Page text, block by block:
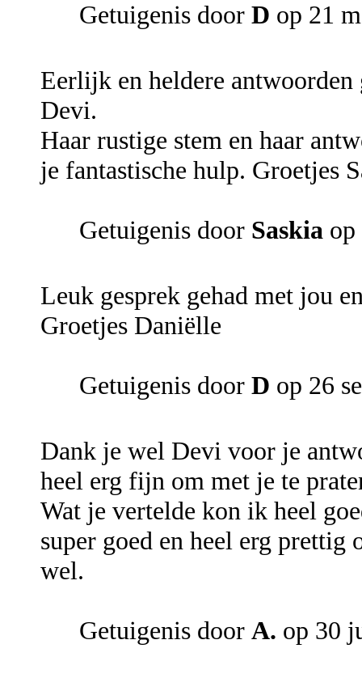
Getuigenis door D op 21
Eerlijk en heldere
Devi.
Haar rustige stem en haar
je fantastische hulp. Groetjes
Getuigenis door Saskia op
Leuk gesprek gehad met jou
Groetjes Daniëlle
Getuigenis door D op 26
Dank je wel Devi voor je
heel erg fijn om met je te
Wat je vertelde kon ik heel
super goed en heel erg prettig
wel.
Getuigenis door A. op 30